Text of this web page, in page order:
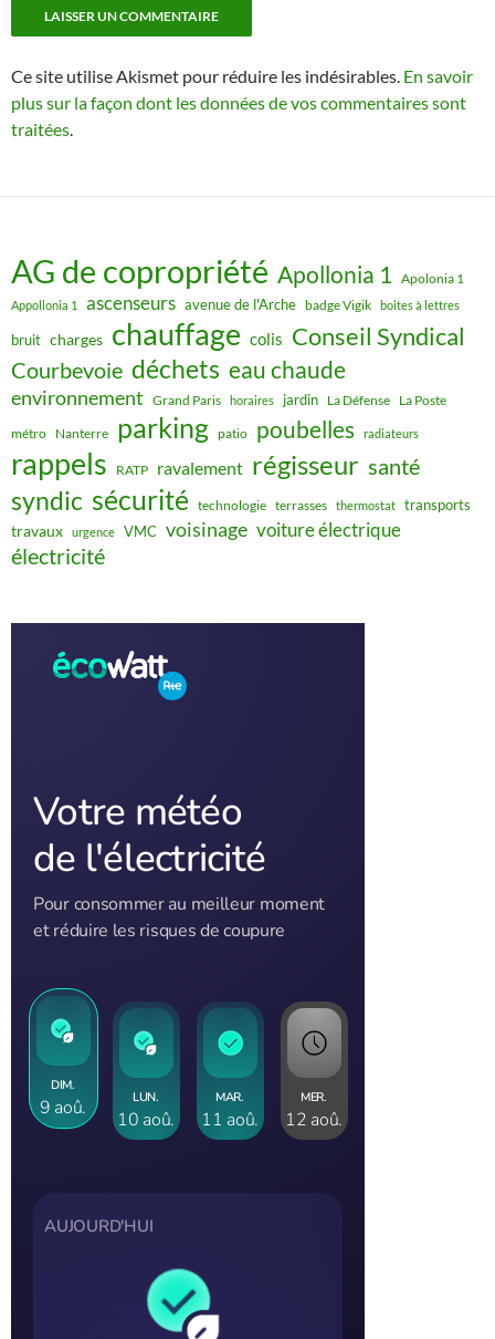
Ce site utilise Akismet pour réduire les indésirables. En savoir
plus sur la façon dont les données de vos commentaires sont
traitées
AG de copropriété Apollonia 1 Apolonia 1
Appollonia 1 ascenseurs avenue de l'Arche badge Vigik boites à lettres
bruit charges chauffage colis Conseil Syndical
Courbevoie déchets eau chaude
environnement Grand Paris horaires jardin La Défense La Poste
métro Nanterre parking patio poubelles radiateurs
rappels RATP ravalement régisseur santé
syndic sécurité technologie terrasses thermostat transports
travaux urgence VMC voisinage voiture électrique
électricité